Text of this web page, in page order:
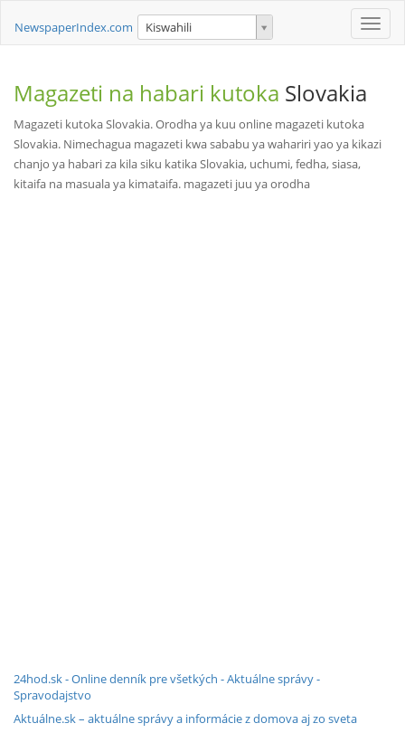
Toggle
NewspaperIndex.com Kiswahili
Magazeti na habari kutoka Slovakia
Magazeti kutoka Slovakia. Orodha ya kuu online magazeti kutoka
Slovakia. Nimechagua magazeti kwa sababu ya wahariri yao ya kikazi
chanjo ya habari za kila siku katika Slovakia, uchumi, fedha, siasa,
kitaifa na masuala ya kimataifa. magazeti juu ya orodha
24hod.sk - Online denník pre všetkých - Aktuálne správy -
Spravodajstvo
Aktuálne.sk – aktuálne správy a informácie z domova aj zo sveta